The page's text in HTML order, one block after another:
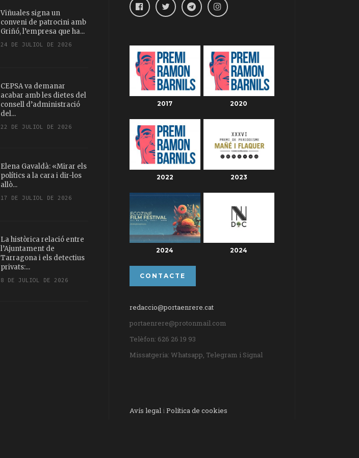
Viñuales signa un
conveni de patrocini amb
Griñó, l’empresa que ha...
24 DE JULIOL DE 2026
CEPSA va demanar
acabar amb les dietes del
consell d’administració
del...
22 DE JULIOL DE 2026
Elena Gavaldà: «Mirar els
polítics a la cara i dir-los
allò...
17 DE JULIOL DE 2026
La històrica relació entre
l’Ajuntament de
Tarragona i els detectius
privats:...
8 DE JULIOL DE 2026
2017 2020
2022 2023
2024 2024
CONTACTE
redaccio@portaenrere.cat
portaenrere@protonmail.com
Telèfon: 626 26 19 93
Missatgeria: Whatsapp, Telegram i Signal
Avís legaliPolítica de cookies